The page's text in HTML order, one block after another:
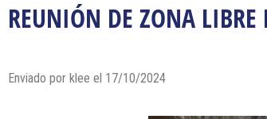
REUNIÓN DE ZONA
Enviado por klee el 17/10/2024